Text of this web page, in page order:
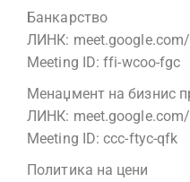
Банкарство
ЛИНК:
Meeting ID: ffi-wcoo-fgc
Менаџмент на бизнис
ЛИНК:
Meeting ID: ccc-ftyc-qfk
Политика на цени